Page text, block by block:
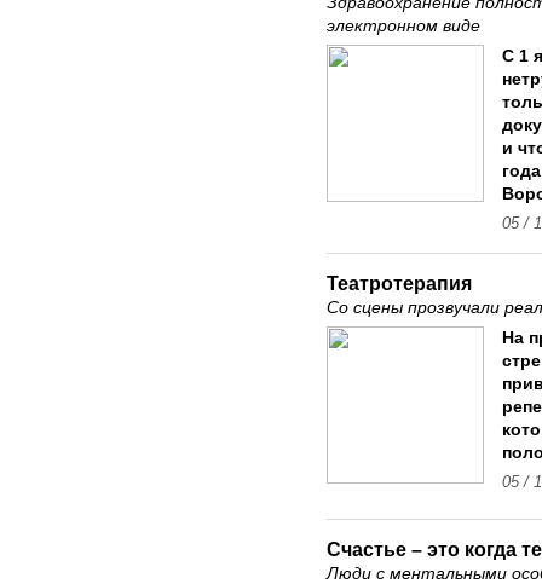
электронном виде
С 1
и
05 /
Театротерапия
Со сцены прозвучали
На
05 /
Счастье – это когда
Люди с ментальными